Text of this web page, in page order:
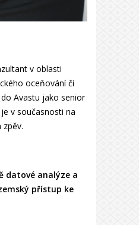
v oblasti
oceňování či
Avastu jako senior
v současnosti na
datové analýze a
přístup ke